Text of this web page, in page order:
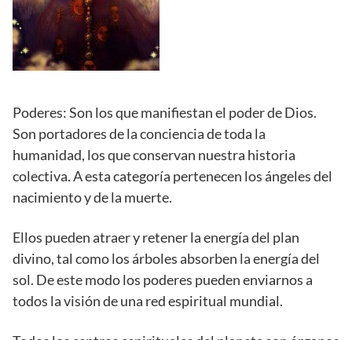
Poderes: Son los que manifiestan el poder de Dios.
Son portadores de la conciencia de toda la
humanidad, los que conservan nuestra historia
colectiva. A esta categoría pertenecen los ángeles del
nacimiento y de la muerte.
Ellos pueden atraer y retener la energía del plan
divino, tal como los árboles absorben la energía del
sol. De este modo los poderes pueden enviarnos a
todos la visión de una red espiritual mundial.